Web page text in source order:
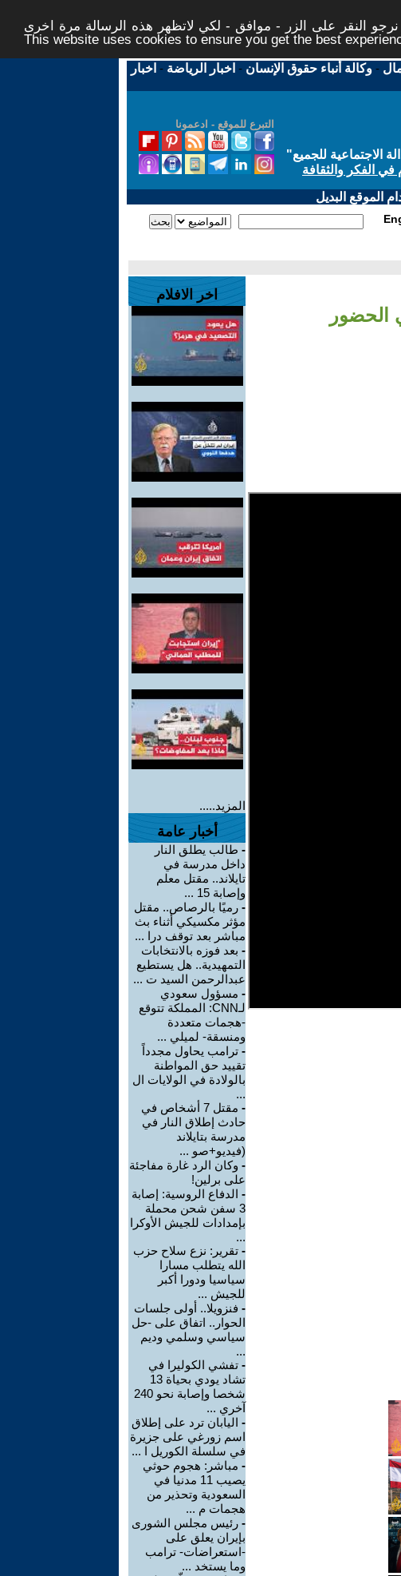
النقر على الزر - موافق - لكي لاتظهر هذه الرسالة مرة اخرى -
This website uses cookies to ensure you get the best
-وكالة أنباء حقوق الإنسان - اخبار الرياضة - اخبار
التبرع للموقع - ادعمونا
الاجتماعية للجميع"
في الفكر والثقافة
الموقع البديل
الحضور
اخر الافلام
المزيد.....
أخبار عامة
- طالب يطلق النار
داخل مدرسة في
تايلاند.. مقتل معلم
وإصابة 15 ...
- رميًا بالرصاص.. مقتل
مؤثر مكسيكي أثناء بث
مباشر بعد توقف درا ...
- بعد فوزه بالانتخابات
التمهيدية.. هل يستطيع
عبدالرحمن السيد ت ...
- مسؤول سعودي
لـCNN: المملكة تتوقع
-هجمات متعددة
ومنسقة- لميلي ...
- ترامب يحاول مجدداً
تقييد حق المواطنة
بالولادة في الولايات ال
...
-
مقتل 7 أشخاص في
حادث إطلاق النار في
مدرسة بتايلاند
(فيديو+صو ...
- وكان الرد غارة مفاجئة
على برلين!
- الدفاع الروسية: إصابة
3 سفن شحن محملة
بإمدادات للجيش الأوكرا
...
- تقرير: نزع سلاح حزب
الله يتطلب مسارا
سياسيا ودورا أكبر
للجيش ...
- فنزويلا.. أولى جلسات
الحوار.. اتفاق على -حل
سياسي وسلمي وديم
...
- تفشي الكوليرا في
تشاد يودي بحياة 13
شخصا وإصابة نحو 240
آخري ...
- اليابان ترد على إطلاق
اسم زورغي على جزيرة
في سلسلة الكوريل ا ...
- مباشر: هجوم حوثي
يصيب 11 مدنيا في
السعودية وتحذير من
هجمات م ...
- رئيس مجلس الشورى
بإيران يعلق على
-استعراضات- ترامب
وما يستخد ...